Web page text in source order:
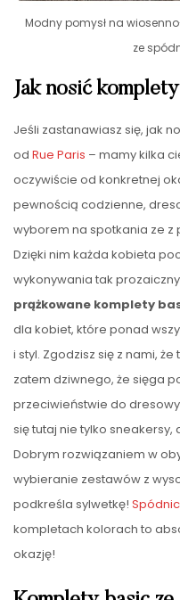
Modny pomysł na
ze
Jak nosić
Jeśli zastanawiasz się, jak
od Rue Paris – mamy kilka
oczywiście od konkretnej
pewnością codzienne,
wyborem na spotkania ze z
Dzięki nim każda kobieta
wykonywania tak
prążkowane komplety
dla kobiet, które ponad
i styl. Zgodzisz się z nami,
zatem dziwnego, że sięga
przeciwieństwie do
się tutaj nie tylko sneakersy,
Dobrym rozwiązaniem w
wybieranie zestawów z
podkreśla sylwetkę!
kompletach kolorach to
okazję!